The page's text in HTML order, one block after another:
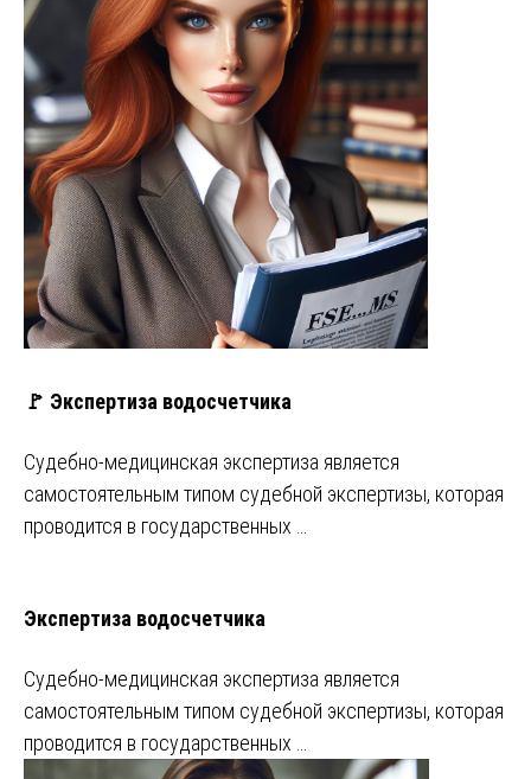
🚩 Экспертиза водосчетчика
Судебно-медицинская экспертиза является
самостоятельным типом судебной экспертизы, которая
проводится в государственных …
Экспертиза водосчетчика
Судебно-медицинская экспертиза является
самостоятельным типом судебной экспертизы, которая
проводится в государственных …